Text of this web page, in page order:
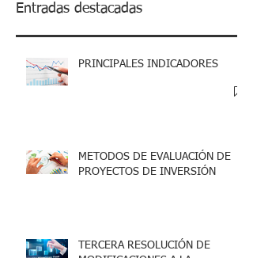
Entradas destacadas
PRINCIPALES INDICADORES
METODOS DE EVALUACIÓN DE
PROYECTOS DE INVERSIÓN
TERCERA RESOLUCIÓN DE